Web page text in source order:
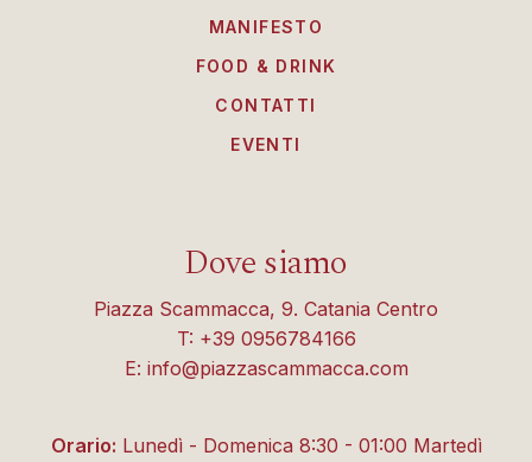
MANIFESTO
FOOD & DRINK
CONTATTI
EVENTI
Dove siamo
Piazza Scammacca, 9. Catania Centro
T: +39 0956784166
E: info@piazzascammacca.com
Orario: Lunedì - Domenica 8:30 - 01:00 Martedì